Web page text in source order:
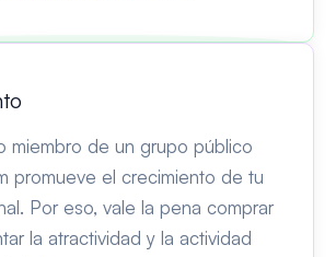
miembro de un grupo público
promueve el crecimiento de tu
Por eso, vale la pena comprar
la atractividad y la actividad